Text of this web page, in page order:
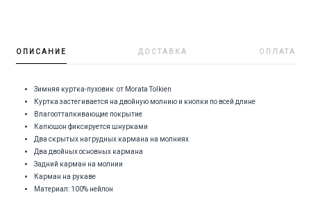
ОПИСАНИЕ ДОСТАВКА ОПЛАТА
Зимняя куртка-пуховик от Morata Tolkien
Куртка застегивается на двойную молнию и кнопки по всей длине
Влагоотталкивающие покрытие
Капюшон фиксируется шнурками
Два скрытых нагрудных кармана на молниях
Два двойных основных кармана
Задний карман на молнии
Карман на рукаве
Материал: 100% нейлон